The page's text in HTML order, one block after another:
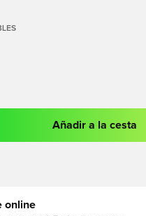
iniciar sesión o
Añadir a la cesta
online